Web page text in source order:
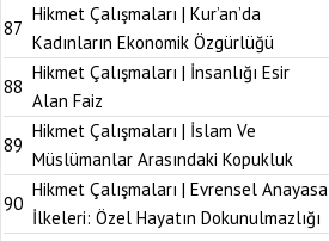
87
Hikmet Çalışmaları | Kur’an’da
Kadınların Ekonomik Özgürlüğü
88
Hikmet Çalışmaları | İnsanlığı Esir
Alan Faiz
89
Hikmet Çalışmaları | İslam Ve
Müslümanlar Arasındaki Kopukluk
90
Hikmet Çalışmaları | Evrensel Anayasa
İlkeleri: Özel Hayatın Dokunulmazlığı